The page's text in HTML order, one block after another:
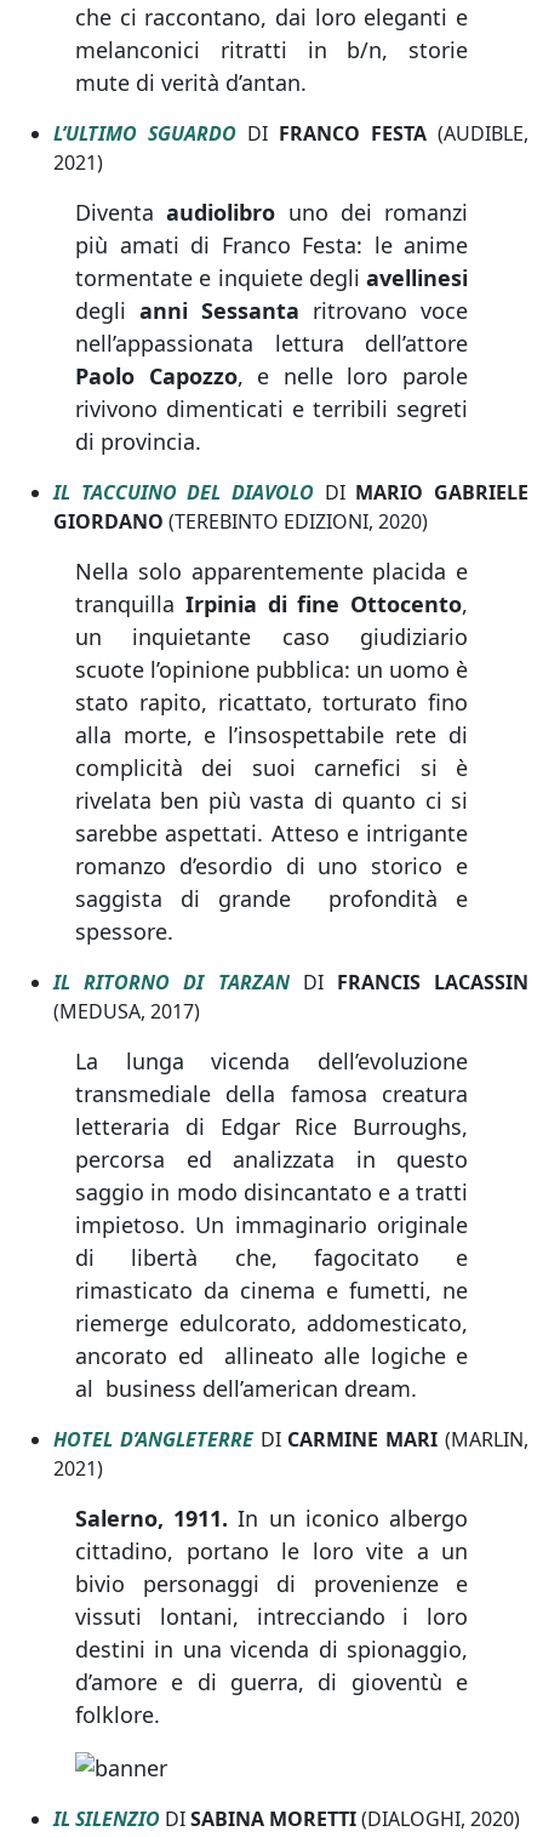
che ci raccontano, dai loro eleganti e
melanconici ritratti in b/n, storie
mute di verità d’antan.
L’ULTIMO SGUARDO DI FRANCO FESTA (AUDIBLE,
2021)
Diventaaudiolibro uno dei romanzi
più amati di Franco Festa: le anime
tormentate e inquiete degli avellinesi
degli anni Sessanta ritrovano voce
nell’appassionata lettura dell’attore
Paolo Capozzo, e nelle loro parole
rivivono dimenticati e terribili segreti
di provincia.
IL TACCUINO DEL DIAVOLO DI MARIO GABRIELE
GIORDANO (TEREBINTO EDIZIONI, 2020)
Nella solo apparentemente placida e
tranquilla Irpinia di fine Ottocento,
un inquietante caso giudiziario
scuote l’opinione pubblica: un uomo è
stato rapito, ricattato, torturato fino
alla morte, e l’insospettabile rete di
complicità dei suoi carnefici si è
rivelata ben più vasta di quanto ci si
sarebbe aspettati. Atteso e intrigante
romanzo d’esordio di uno storico e
saggista di grande profondità e
spessore.
IL RITORNO DI TARZANDI FRANCIS LACASSIN
(MEDUSA, 2017)
La lunga vicenda dell’evoluzione
transmediale della famosa creatura
letteraria di Edgar Rice Burroughs,
percorsa ed analizzata in questo
saggio in modo disincantato e a tratti
impietoso. Un immaginario originale
di libertà che, fagocitato e
rimasticato da cinema e fumetti, ne
riemerge edulcorato, addomesticato,
ancorato ed allineato alle logiche e
al business dell’american dream.
HOTEL D’ANGLETERREDI CARMINE MARI (MARLIN,
2021)
Salerno, 1911.In un iconico albergo
cittadino, portano le loro vite a un
bivio personaggi di provenienze e
vissuti lontani, intrecciando i loro
destini in una vicenda di spionaggio,
d’amore e di guerra, di gioventù e
folklore.
IL SILENZIO DISABINA MORETTI(DIALOGHI, 2020)